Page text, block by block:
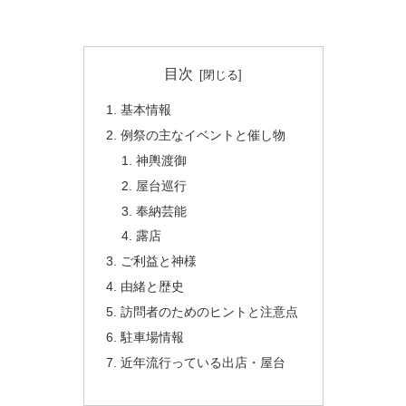
目次
基本情報
例祭の主なイベントと催し物
神輿渡御
屋台巡行
奉納芸能
露店
ご利益と神様
由緒と歴史
訪問者のためのヒントと注意点
駐車場情報
近年流行っている出店・屋台